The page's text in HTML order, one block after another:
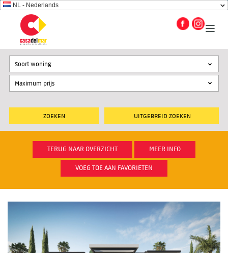
NL - Nederlands
UITGEBREID ZOEKEN
Soort woning
TERUG NAAR OVERZICHT MEER INFO
VOEG TOE AAN FAVORIETEN